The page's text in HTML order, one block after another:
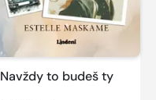
Navždy to budeš ty